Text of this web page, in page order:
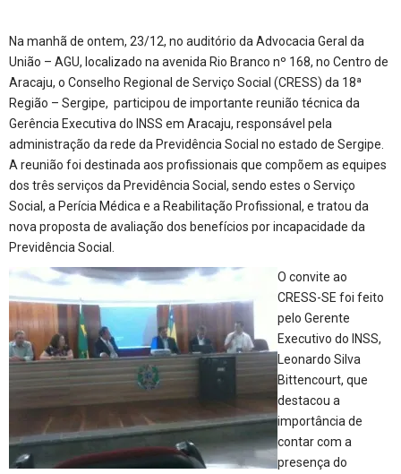
Na manhã de ontem, 23/12, no auditório da Advocacia Geral da
União – AGU, localizado na avenida Rio Branco nº 168, no Centro de
Aracaju, o Conselho Regional de Serviço Social (CRESS) da 18ª
Região – Sergipe, participou de importante reunião técnica da
Gerência Executiva do INSS em Aracaju, responsável pela
administração da rede da Previdência Social no estado de Sergipe.
A reunião foi destinada aos profissionais que compõem as equipes
dos três serviços da Previdência Social, sendo estes o Serviço
Social, a Perícia Médica e a Reabilitação Profissional, e tratou da
nova proposta de avaliação dos benefícios por incapacidade da
Previdência Social.
O convite ao
CRESS-SE foi feito
pelo Gerente
Executivo do INSS,
Leonardo Silva
Bittencourt, que
destacou a
importância de
contar com a
presença do